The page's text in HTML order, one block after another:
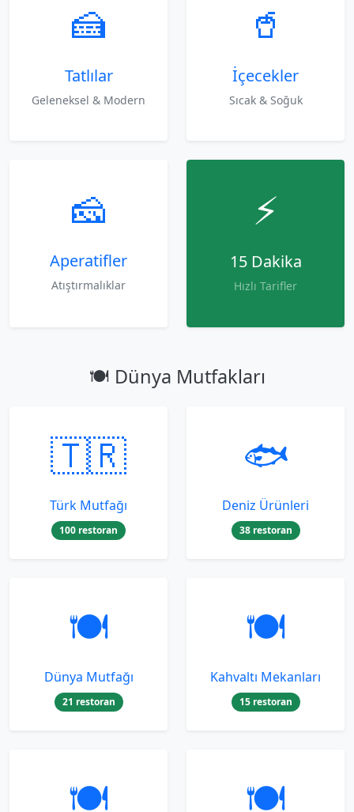
🍰
Tatlılar
Geleneksel & Modern
🥤
İçecekler
Sıcak & Soğuk
🧀
Aperatifler
Atıştırmalıklar
⚡
15 Dakika
Hızlı Tarifler
🍽️ Dünya Mutfakları
🇹🇷
Türk Mutfağı
100 restoran
🐟
Deniz Ürünleri
38 restoran
🍽️
Dünya Mutfağı
21 restoran
🍽️
Kahvaltı Mekanları
15 restoran
🍽️ 🍽️